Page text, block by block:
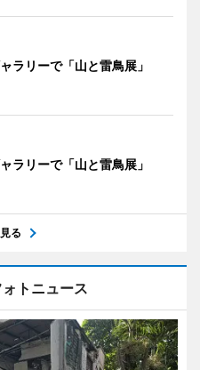
ラリーで「山と雷鳥展」
ラリーで「山と雷鳥展」
る
トニュース